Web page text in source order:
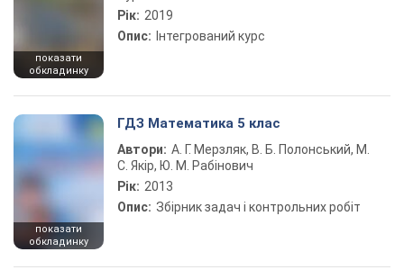
показати
обкладинку
Рік: 2019
Опис: Інтегрований курс
показати
обкладинку
ГДЗ Математика 5 клас
Автори: А. Г. Мерзляк, В. Б. Полонський, М.
С. Якір, Ю. М. Рабінович
Рік: 2013
Опис: Збірник задач і контрольних робіт